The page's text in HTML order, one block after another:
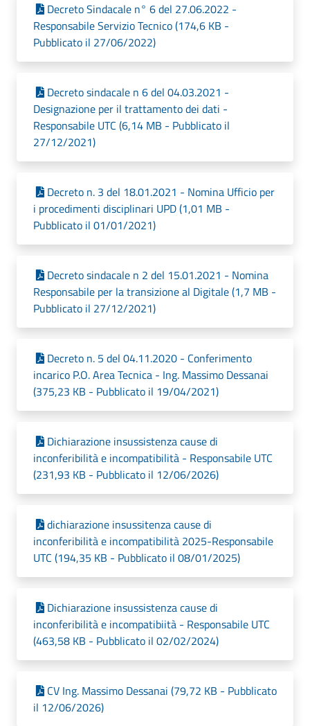
Decreto Sindacale n° 6 del 27.06.2022 -
Responsabile Servizio Tecnico (174,6 KB -
Pubblicato il 27/06/2022)
Decreto sindacale n 6 del 04.03.2021 -
Designazione per il trattamento dei dati -
Responsabile UTC (6,14 MB - Pubblicato il
27/12/2021)
Decreto n. 3 del 18.01.2021 - Nomina Ufficio per
i procedimenti disciplinari UPD (1,01 MB -
Pubblicato il 01/01/2021)
Decreto sindacale n 2 del 15.01.2021 - Nomina
Responsabile per la transizione al Digitale (1,7 MB -
Pubblicato il 27/12/2021)
Decreto n. 5 del 04.11.2020 - Conferimento
incarico P.O. Area Tecnica - Ing. Massimo Dessanai
(375,23 KB - Pubblicato il 19/04/2021)
Dichiarazione insussistenza cause di
inconferibilità e incompatibilità - Responsabile UTC
(231,93 KB - Pubblicato il 12/06/2026)
dichiarazione insussitenza cause di
inconferibilità e incompatibilità 2025-Responsabile
UTC (194,35 KB - Pubblicato il 08/01/2025)
Dichiarazione insussistenza cause di
inconferibilità e incompatibiità - Responsabile UTC
(463,58 KB - Pubblicato il 02/02/2024)
CV Ing. Massimo Dessanai (79,72 KB - Pubblicato
il 12/06/2026)